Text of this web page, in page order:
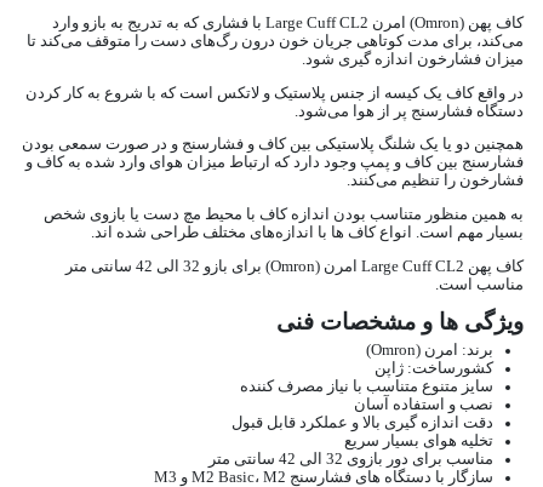
کاف پهن (Omron) امرن Large Cuff CL2 با فشاری که به تدریج به بازو وارد
می‌کند، ‏برای مدت کوتاهی جریان خون درون رگ‌های دست را متوقف می‌کند تا
میزان فشارخون اندازه گیری شود.
در واقع ‏کاف یک کیسه از جنس پلاستیک و لاتکس است که با شروع به کار کردن
دستگاه فشارسنج پر از هوا می‌شود.
همچنین دو یا یک شلنگ پلاستیکی بین کاف و فشارسنج و در صورت سمعی بودن
فشارسنج بین کاف و ‏پمپ وجود دارد که ارتباط میزان هوای وارد شده به کاف و
فشارخون را تنظیم می‌کنند. ‏
به همین منظور متناسب بودن اندازه کاف با محیط مچ دست یا بازوی شخص
بسیار مهم است. انواع کاف ها با ‏اندازه‌های مختلف طراحی شده اند.
کاف پهن Large Cuff CL2 امرن (Omron) برای بازو 32 الی 42 سانتی متر
مناسب است.
ویژگی ها و مشخصات فنی
برند: امرن (Omron)
کشورساخت: ژاپن
سایز متنوع متناسب با نیاز مصرف کننده
نصب و استفاده آسان
دقت اندازه گیری بالا و عملکرد قابل قبول
تخلیه هوای بسیار سریع
مناسب برای دور بازوی 32 الی 42 سانتی متر
سازگار با دستگاه های فشارسنج M2 Basic، M2 و M3